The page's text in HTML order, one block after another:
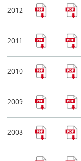
2012
2011
2010
2009
2008